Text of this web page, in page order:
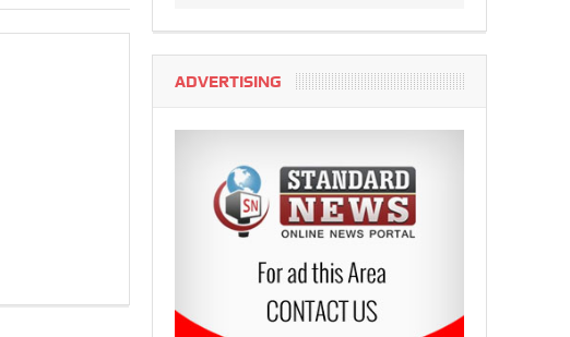
ADVERTISING